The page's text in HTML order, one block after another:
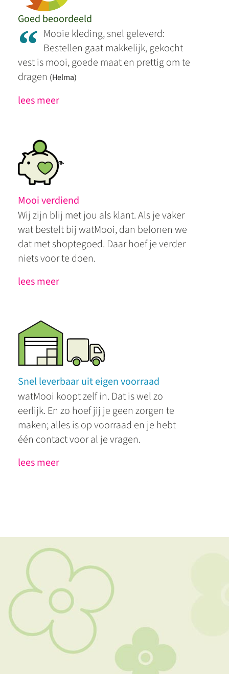
Goed beoordeeld
“ Mooie kleding, snel geleverd:
Bestellen gaat makkelijk, gekocht
vest is mooi, goede maat en prettig om te
dragen (Helma)
lees meer
Mooi verdiend
Wij zijn blij met jou als klant. Als je vaker
wat bestelt bij watMooi, dan belonen we
dat met shoptegoed. Daar hoef je verder
niets voor te doen.
lees meer
Snel leverbaar uit eigen voorraad
watMooi koopt zelf in. Dat is wel zo
eerlijk. En zo hoef jij je geen zorgen te
maken; alles is op voorraad en je hebt
één contact voor al je vragen.
lees meer